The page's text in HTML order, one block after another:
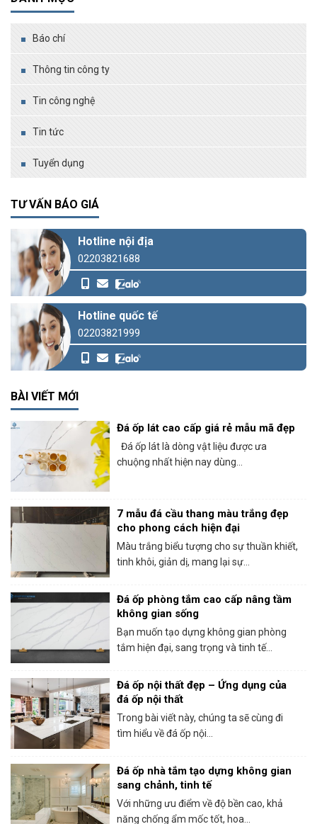
Báo chí
Thông tin công ty
Tin công nghệ
Tin tức
Tuyển dụng
TƯ VẤN BÁO GIÁ
Hotline nội địa
02203821688
Hotline quốc tế
02203821999
BÀI VIẾT MỚI
Đá ốp lát cao cấp giá rẻ mẫu mã đẹp
Đá ốp lát là dòng vật liệu được ưa
chuộng nhất hiện nay dùng...
7 mẫu đá cầu thang màu trắng đẹp
cho phong cách hiện đại
Màu trắng biểu tượng cho sự thuần khiết,
tinh khôi, giản dị, mang lại sự...
Đá ốp phòng tắm cao cấp nâng tầm
không gian sống
Bạn muốn tạo dựng không gian phòng
tắm hiện đại, sang trọng và tinh tế...
Đá ốp nội thất đẹp – Ứng dụng của
đá ốp nội thất
Trong bài viết này, chúng ta sẽ cùng đi
tìm hiểu về đá ốp nội...
Đá ốp nhà tắm tạo dựng không gian
sang chảnh, tinh tế
Với những ưu điểm về độ bền cao, khả
năng chống ẩm mốc tốt, hoa...